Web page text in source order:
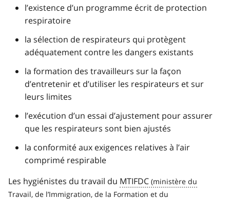
l’existence d’un programme écrit de protection
respiratoire
la sélection de respirateurs qui protègent
adéquatement contre les dangers existants
la formation des travailleurs sur la façon
d’entretenir et d’utiliser les respirateurs et sur
leurs limites
l’exécution d’un essai d’ajustement pour assurer
que les respirateurs sont bien ajustés
la conformité aux exigences relatives à l’air
comprimé respirable
Les hygiénistes du travail du MTIFDC